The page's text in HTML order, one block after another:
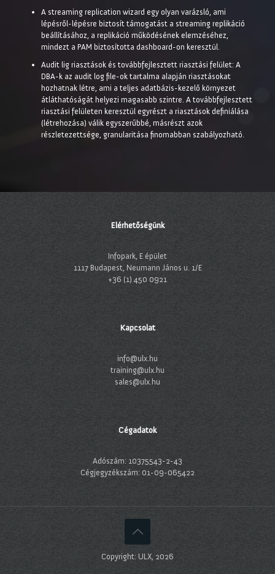
A streaming replication wizard egy olyan varázsló, ami
lépésről-lépésre biztosít támogatást a streaming replikáció
beállításához, a replikáció működésének elemzéséhez,
mindezt a PAM biztosította dashboard-on keresztül.
Audit lig riasztások és továbbfejlesztett riasztási felület: A
DBA-k az audit log file-ok tartalma alapján riasztásokat
hozhatnak létre, ami a teljes adatbázis-kezelő környezet
átláthatóságát helyezi magasabb szintre. A továbbfejlesztett
riasztási felületen keresztül egyrészt a riasztások definiálása
(létrehozása) válik egyszerűbbé, másrészt azok
részletezettsége, granularitása finomabban szabályozható.
Elérhetőségünk
Infopark, E épület
1117 Budapest, Neumann János u. 1/E
+36 (1) 450 0921
Kapcsolat
info@ulx.hu
training@ulx.hu
sales@ulx.hu
Cégadatok
Adószám: 10375543-2-43
Cégjegyzékszám: 01-09-065422
Copyright: ULX, 2026